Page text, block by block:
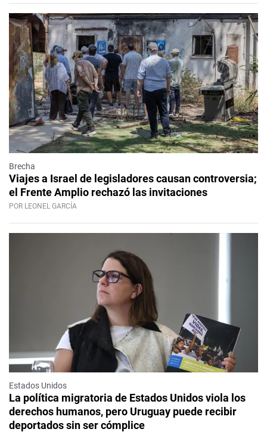
Brecha
Viajes a Israel de legisladores causan controversia;
el Frente Amplio rechazó las invitaciones
POR LEONEL GARCÍA
Estados Unidos
La política migratoria de Estados Unidos viola los
derechos humanos, pero Uruguay puede recibir
deportados sin ser cómplice